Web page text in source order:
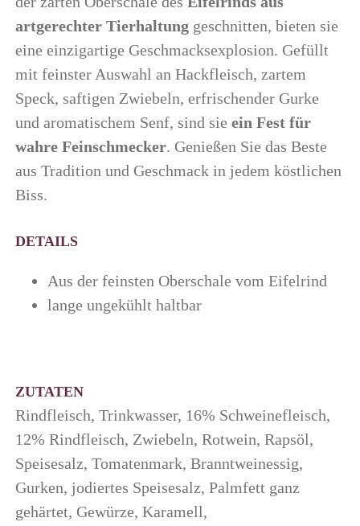
artgerechter Tierhaltung geschnitten, bieten sie
eine einzigartige Geschmacksexplosion. Gefüllt
mit feinster Auswahl an Hackfleisch, zartem
Speck, saftigen Zwiebeln, erfrischender Gurke
und aromatischem Senf, sind sieein Fest für
wahre Feinschmecker. Genießen Sie das Beste
aus Tradition und Geschmack in jedem köstlichen
Biss.
DETAILS
Aus der feinsten Oberschale vom Eifelrind
lange ungekühlt haltbar
ZUTATEN
Rindfleisch, Trinkwasser, 16% Schweinefleisch,
12% Rindfleisch, Zwiebeln, Rotwein, Rapsöl,
Speisesalz, Tomatenmark, Branntweinessig,
Gurken, jodiertes Speisesalz, Palmfett ganz
gehärtet, Gewürze, Karamell,